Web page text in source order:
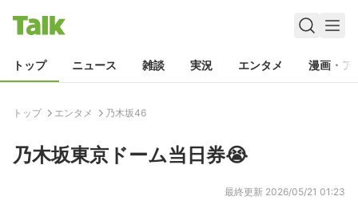
トップ ニュース 雑談 実況 エンタメ 漫画・ア
トップ エンタメ 乃木坂46
乃木坂東京ドーム当日券😭
最終更新 2026/05/21 01:23